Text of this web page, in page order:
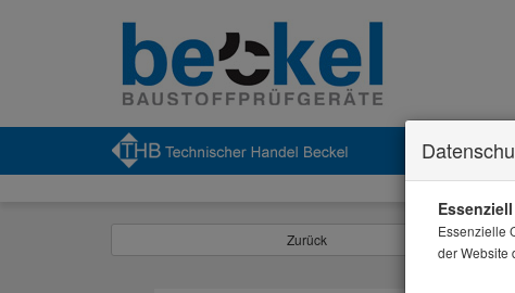
Zurück
Essenzielle
der Website